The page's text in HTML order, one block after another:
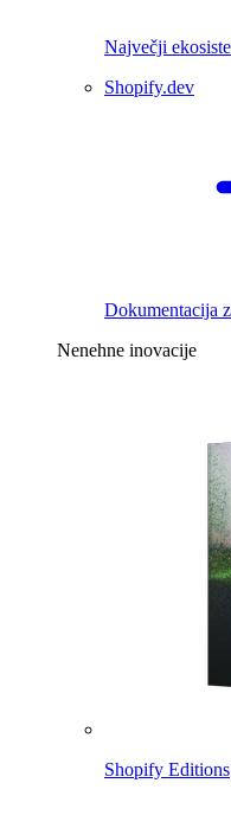
Največji
Shopify.dev
Dokumentacija
Nenehne inovacije
Shopify Editions